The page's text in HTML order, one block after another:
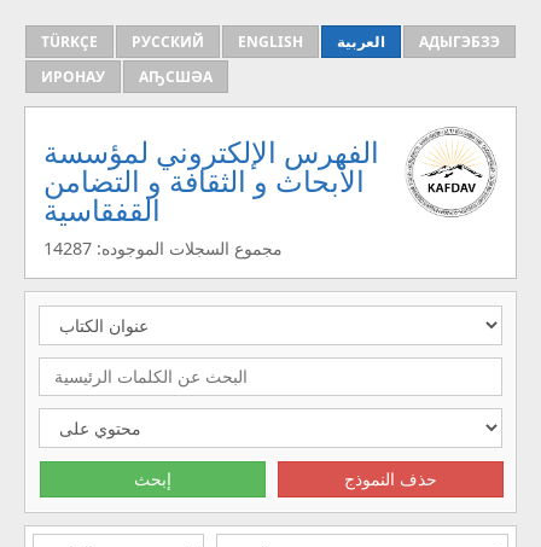
TÜRKÇE РУССКИЙ ENGLISH العربية
АДЫГЭБЗЭ
ИРОНАУ
АҦСШӘА
الفهرس الإلكتروني لمؤسسة
الأبحاث و الثقافة و التضامن
القفقاسية
مجموع السجلات الموجوده: 14287